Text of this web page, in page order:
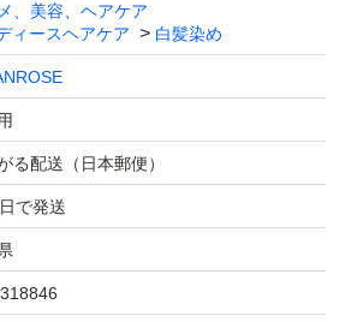
け安く提示できる様にゆうパケット
おります。箱ではありません。
ご遠慮下さい。
しております。
、美容、ヘアケア
ィースヘアケア
白髪染め
る配送（日本郵便）
で発送